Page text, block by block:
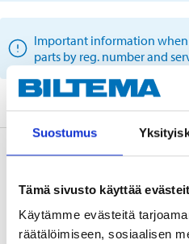
Suostumus
Tämä sivusto käyttää
Käytämme evästeitä
räätälöimiseen, sosiaalisen
Important information when
parts by reg. number and
Description
OE: 8D0 413 031 D, 4B0 412